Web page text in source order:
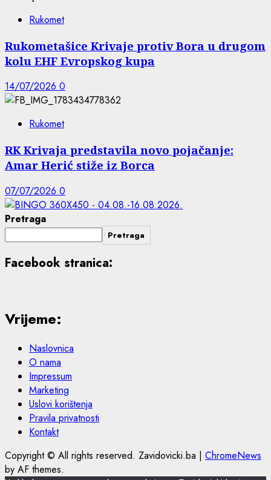
Rukomet
Rukometašice Krivaje protiv Bora u drugom
kolu EHF Evropskog kupa
14/07/2026 0
Rukomet
RK Krivaja predstavila novo pojačanje:
Amar Herić stiže iz Borca
07/07/2026 0
Pretraga
Pretraga
Facebook stranica:
Vrijeme:
Naslovnica
O nama
Impressum
Marketing
Uslovi korištenja
Pravila privatnosti
Kontakt
Copyright © All rights reserved. Zavidovicki.ba | ChromeNews
by AF themes.